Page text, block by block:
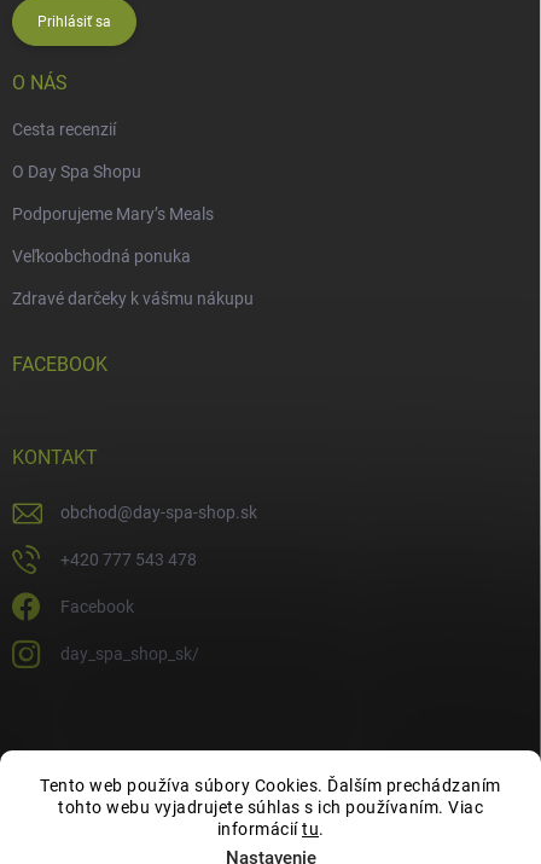
Tento web používa súbory Cookies. Ďalším prechádzaním
tohto webu vyjadrujete súhlas s ich používaním. Viac
informáciítu.
Nastavenie
Prihlásiť sa
O NÁS
Cesta recenzií
O Day Spa Shopu
Podporujeme Mary’s Meals
Veľkoobchodná ponuka
Zdravé darčeky k vášmu nákupu
FACEBOOK
KONTAKT
obchod@day-spa-shop.sk
+420 777 543 478
Facebook
day_spa_shop_sk/